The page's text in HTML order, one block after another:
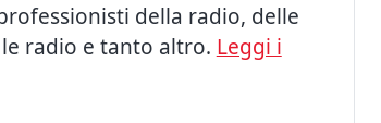
della radio, delle
radio e tanto altro. Leggi i